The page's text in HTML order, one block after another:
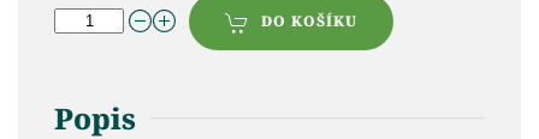
DO KOŠÍKU
Popis